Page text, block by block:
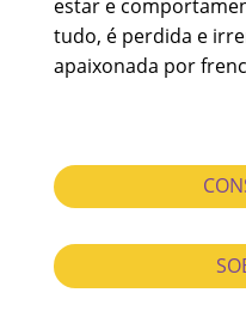
estar e
tudo, é perdida e
apaixonada por